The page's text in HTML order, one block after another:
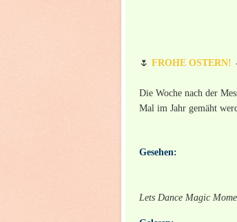
🌷 FROHE OSTERN!
Die Woche nach der
Mal im Jahr gemäht
Gesehen:
Lets Dance Magic